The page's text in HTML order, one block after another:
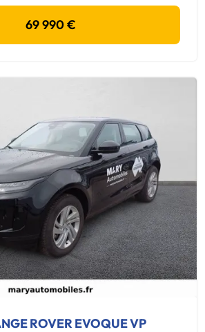
69 990 €
ROVER EVOQUE VP